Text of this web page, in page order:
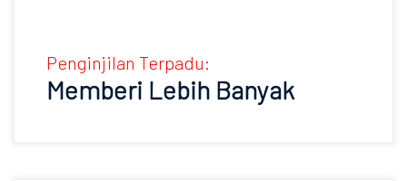
Penginjilan Terpadu:
Memberi Lebih Banyak